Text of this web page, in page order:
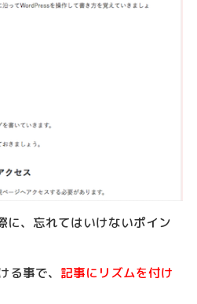
に、忘れてはいけないポイン
る事で、 記事にリズムを付け